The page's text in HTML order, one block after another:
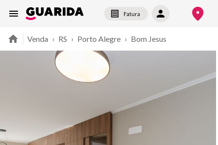
Fatura
Venda › RS › Porto Alegre › Bom Jesus